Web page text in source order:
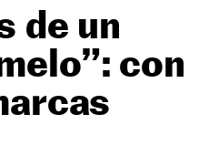
de un
con